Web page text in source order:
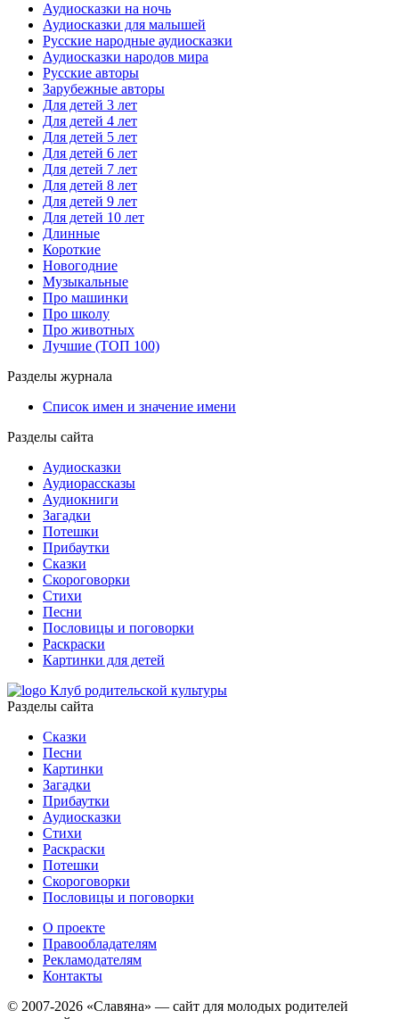
Аудиосказки на ночь
Аудиосказки для малышей
Русские народные аудиосказки
Аудиосказки народов мира
Русские авторы
Зарубежные авторы
Для детей 3 лет
Для детей 4 лет
Для детей 5 лет
Для детей 6 лет
Для детей 7 лет
Для детей 8 лет
Для детей 9 лет
Для детей 10 лет
Длинные
Короткие
Новогодние
Музыкальные
Про машинки
Про школу
Про животных
Лучшие (ТОП 100)
Разделы журнала
Список имен и значение имени
Разделы сайта
Аудиосказки
Аудиорассказы
Аудиокниги
Загадки
Потешки
Прибаутки
Сказки
Скороговорки
Стихи
Песни
Пословицы и поговорки
Раскраски
Картинки для детей
Клуб родительской культуры
Разделы сайта
Сказки
Песни
Картинки
Загадки
Прибаутки
Аудиосказки
Стихи
Раскраски
Потешки
Скороговорки
Пословицы и поговорки
О проекте
Правообладателям
Рекламодателям
Контакты
© 2007-2026 «Славяна» — сайт для молодых родителей